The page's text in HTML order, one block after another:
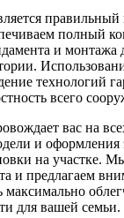
правильный
полный
и монтажа
технологий
всего
вас на
и оформления
на участке.
и предлагаем
максимально
для вашей семьи.